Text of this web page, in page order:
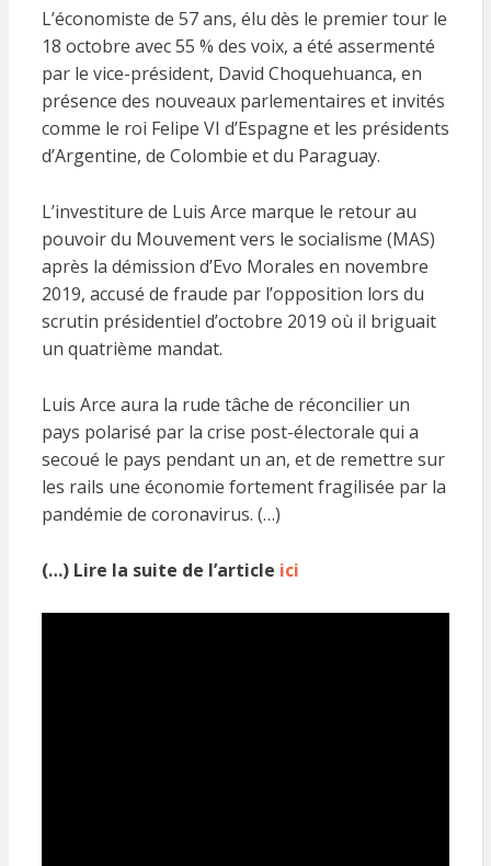
L’économiste de 57 ans, élu dès le premier tour le
18 octobre avec 55 % des voix, a été assermenté
par le vice-président, David Choquehuanca, en
présence des nouveaux parlementaires et invités
comme le roi Felipe VI d’Espagne et les présidents
d’Argentine, de Colombie et du Paraguay.
L’investiture de Luis Arce marque le retour au
pouvoir du Mouvement vers le socialisme (MAS)
après la démission d’Evo Morales en novembre
2019, accusé de fraude par l’opposition lors du
scrutin présidentiel d’octobre 2019 où il briguait
un quatrième mandat.
Luis Arce aura la rude tâche de réconcilier un
pays polarisé par la crise post-électorale qui a
secoué le pays pendant un an, et de remettre sur
les rails une économie fortement fragilisée par la
pandémie de coronavirus. (…)
(…) Lire la suite de l’article ici